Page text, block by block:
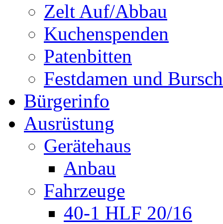
Zelt Auf/Abbau
Kuchenspenden
Patenbitten
Festdamen und
Bürgerinfo
Ausrüstung
Gerätehaus
Anbau
Fahrzeuge
40-1 HLF 20/16